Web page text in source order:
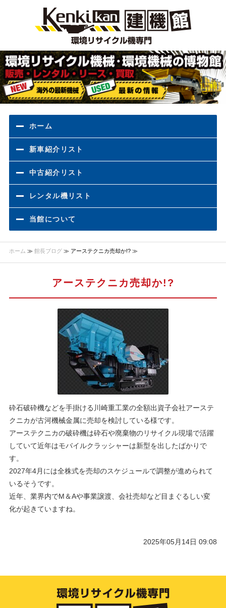
ホーム
新車紹介リスト
中古紹介リスト
レンタル機リスト
当館について
ホーム ≫ 館長ブログ≫ アーステクニカ売却か!? ≫
アーステクニカ売却か!?
砕石破砕機などを手掛ける川崎重工業の全額出資子会社アーステ
クニカが古河機械金属に売却を検討している様です。
アーステクニカの破砕機は砕石や廃棄物のリサイクル現場で活躍
していて近年はモバイルクラッシャーは新型を出したばかりで
す。
2027年4月には全株式を売却のスケジュールで調整が進められて
いるそうです。
近年、業界内でM＆Aや事業譲渡、会社売却など目まぐるしい変
化が起きていますね。
2025年05月14日 09:08